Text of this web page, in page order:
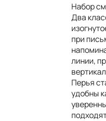
Набор
Два
при
линии,
Перья
удобны